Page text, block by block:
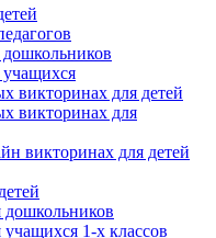
викторинах для детей
викторинах для
викторинах для детей
1-х классов